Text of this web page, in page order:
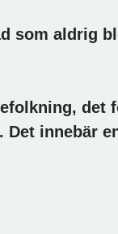
som aldrig
det
Det innebär